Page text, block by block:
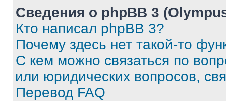
Сведения о phpBB 3
Кто написал phpBB 3?
Почему здесь нет такой-то
С кем можно связаться по
или юридических вопросов,
Перевод FAQ